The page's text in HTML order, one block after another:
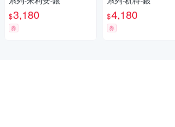
$3,180
券
$4,180
券